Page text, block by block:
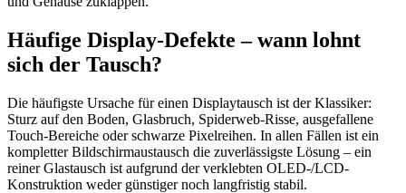
Häufige Display-Defekte – wann lohnt
sich der Tausch?
Die häufigste Ursache für einen Displaytausch ist der Klassiker:
Sturz auf den Boden, Glasbruch, Spiderweb-Risse, ausgefallene
Touch-Bereiche oder schwarze Pixelreihen. In allen Fällen ist ein
kompletter Bildschirmaustausch die zuverlässigste Lösung – ein
reiner Glastausch ist aufgrund der verklebten OLED-/LCD-
Konstruktion weder günstiger noch langfristig stabil.